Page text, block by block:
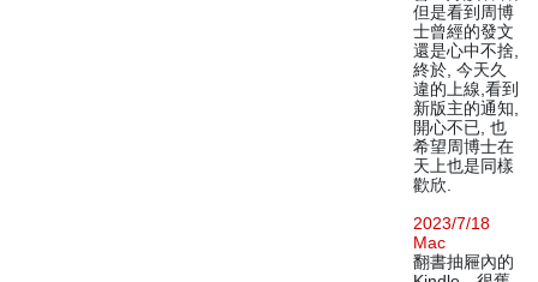
但是看到周博
士曾經的發文
還是心中不捨,
終於, 今天久
違的上線,看到
新版主的通知,
開心不已, 也
希望周博士在
天上也是同樣
歡欣.
2023/7/18
Mac
翻書抽屜內的